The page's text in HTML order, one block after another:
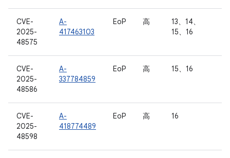
CVE-
2025-
48575
A-
417463103
EoP 高
13、14、
15、16
CVE-
2025-
48586
A-
337784859
EoP 高 15、16
CVE-
2025-
48598
A-
418774489
EoP 高 16